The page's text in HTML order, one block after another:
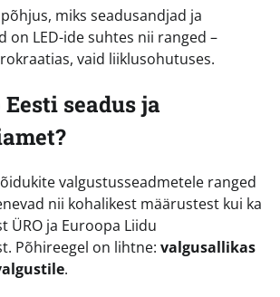
miks seadusandjad ja
on LED-ide suhtes nii ranged –
vaid liiklusohutuses.
seadus ja
valgustusseadmetele ranged
nii kohalikest määrustest kui ka
ÜRO ja Euroopa Liidu
Põhireegel on lihtne: valgusallikas
.